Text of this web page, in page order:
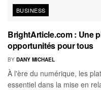
BUSINESS
BrightArticle.com : Une
opportunités pour tous
BY DANY MICHAEL
À l'ère du numérique, les
essentiel dans la mise en